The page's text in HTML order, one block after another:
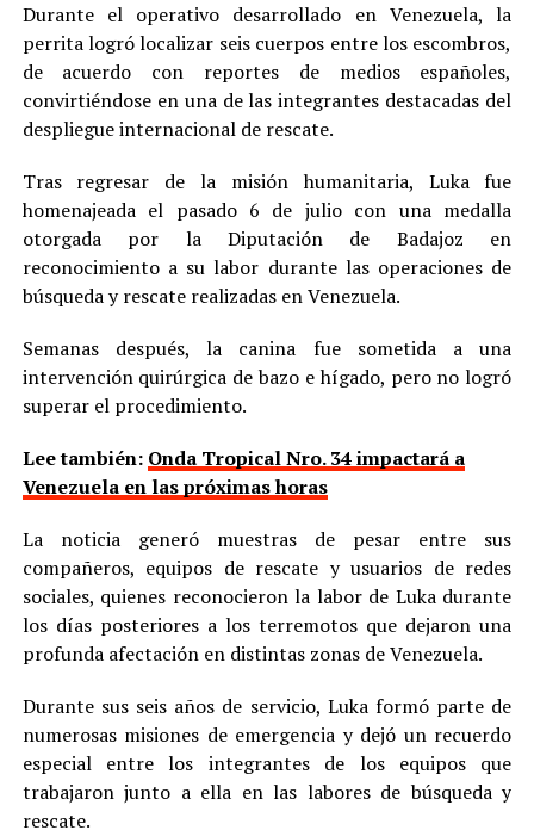
Durante el operativo desarrollado en Venezuela, la
perrita logró localizar seis cuerpos entre los escombros,
de acuerdo con reportes de medios españoles,
convirtiéndose en una de las integrantes destacadas del
despliegue internacional de rescate.
Tras regresar de la misión humanitaria, Luka fue
homenajeada el pasado 6 de julio con una medalla
otorgada por la Diputación de Badajoz en
reconocimiento a su labor durante las operaciones de
búsqueda y rescate realizadas en Venezuela.
Semanas después, la canina fue sometida a una
intervención quirúrgica de bazo e hígado, pero no logró
superar el procedimiento.
Lee también: Onda Tropical Nro. 34 impactará a
Venezuela en las próximas horas
La noticia generó muestras de pesar entre sus
compañeros, equipos de rescate y usuarios de redes
sociales, quienes reconocieron la labor de Luka durante
los días posteriores a los terremotos que dejaron una
profunda afectación en distintas zonas de Venezuela.
Durante sus seis años de servicio, Luka formó parte de
numerosas misiones de emergencia y dejó un recuerdo
especial entre los integrantes de los equipos que
trabajaron junto a ella en las labores de búsqueda y
rescate.